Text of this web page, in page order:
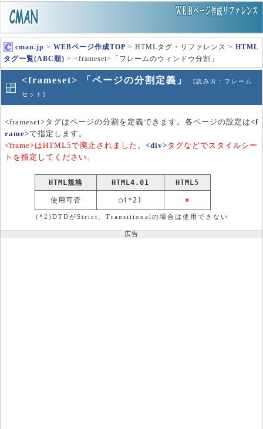
cman.jp > WEBページ作成TOP > HTMLタグ・リファレンス > HTML
タグ一覧(ABC順) > <frameset>「フレームのウィンドウ分割」
<frameset> 「ページの分割定義」
[読み方：フレーム
セット]
<frameset>タグはページの分割を定義できます。各ページの設定は<f
rame>で指定します。
<frame>はHTML5で廃止されました。 <div>タグなどでスタイルシー
トを指定してください。
HTML規格 HTML4.01 HTML5
使用可否 ○(*2) ×
(*2)DTDがStrict、Transitionalの場合は使用できない
広告